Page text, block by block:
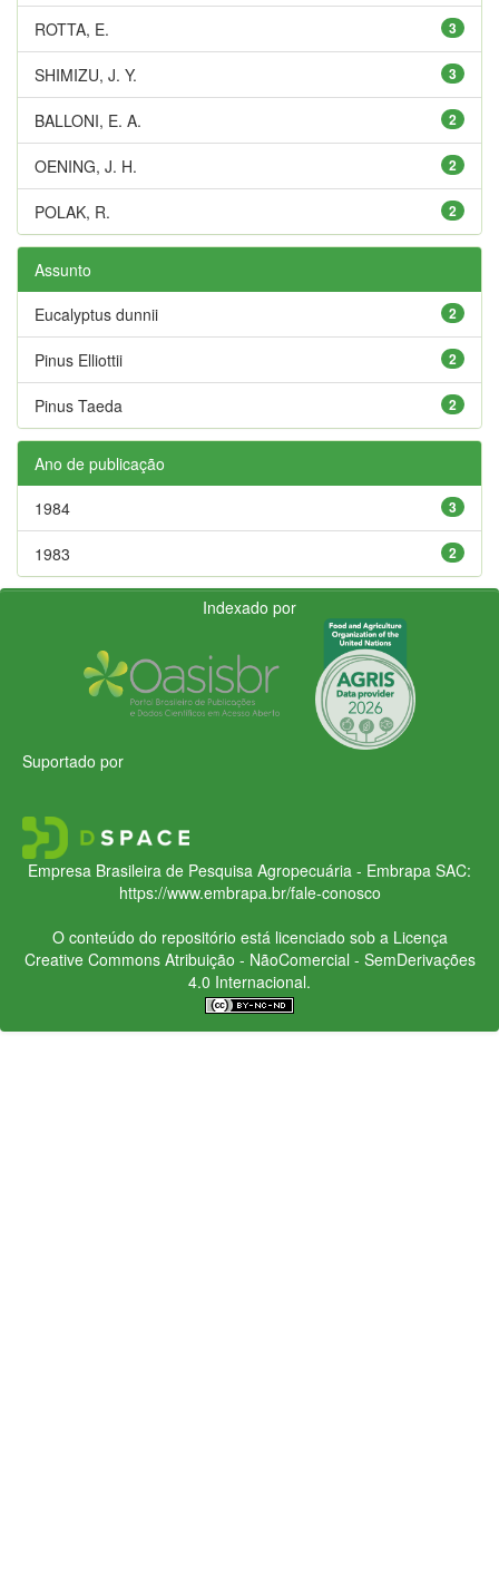
3
ROTTA, E.
3
SHIMIZU, J. Y.
2
BALLONI, E. A.
2
OENING, J. H.
2
POLAK, R.
Assunto
2
Eucalyptus dunnii
2
Pinus Elliottii
2
Pinus Taeda
Ano de publicação
3
1984
2
1983
Indexado por
Suportado por
Empresa Brasileira de Pesquisa Agropecuária - Embrapa SAC:
https://www.embrapa.br/fale-conosco
O conteúdo do repositório está licenciado sob a Licença
Creative CommonsAtribuição - NãoComercial - SemDerivações
4.0 Internacional.